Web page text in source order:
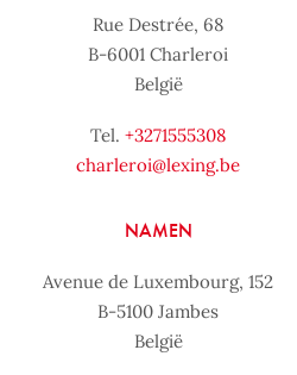
Rue Destrée, 68
B-6001 Charleroi
België
Tel. +3271555308
charleroi@lexing.be
NAMEN
Avenue de Luxembourg, 152
B-5100 Jambes
België